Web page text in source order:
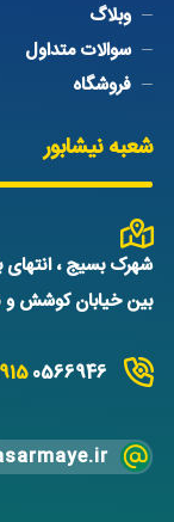
وبلاگ
سوالات متداول
فروشگاه
شعبه نیشابور
شهرک بسیج ، انتهای
بین خیابان کوشش و
0566946